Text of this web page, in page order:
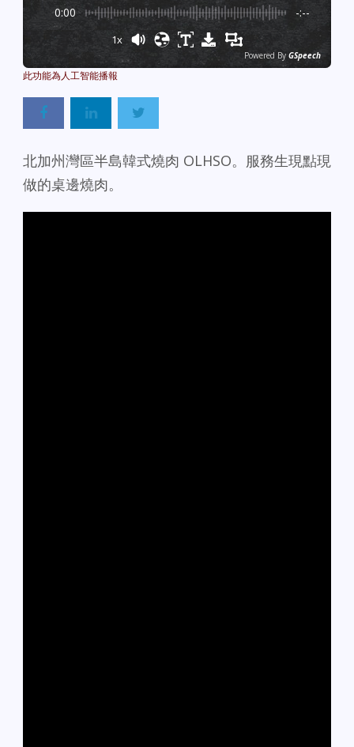
0:00 -:--
1x
Powered By GSpeech
北加州灣區半島韓式燒肉 OLHSO。服務生現點現
做的桌邊燒肉。